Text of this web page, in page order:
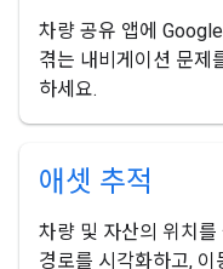
차량 공유 앱에
겪는 내비게이션 문제
하세요.
애셋 추적
차량 및 자산의 위치
경로를 시각화하고,